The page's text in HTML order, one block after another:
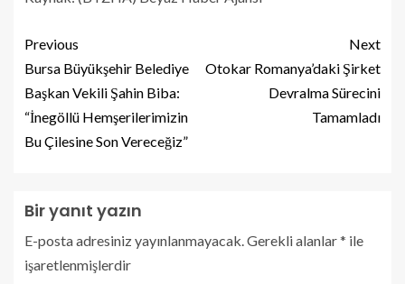
Previous
Bursa Büyükşehir Belediye
Başkan Vekili Şahin Biba:
“İnegöllü Hemşerilerimizin
Bu Çilesine Son Vereceğiz”
Next
Otokar Romanya’daki Şirket
Devralma Sürecini
Tamamladı
Bir yanıt yazın
E-posta adresiniz yayınlanmayacak.Gerekli alanlar* ile
işaretlenmişlerdir